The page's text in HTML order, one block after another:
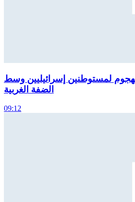
بهجوم لمستوطنين إسرائيليين وسط
الضفة الغربية
09:12